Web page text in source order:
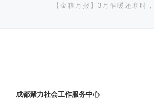
【金粮月报】3月乍暖还寒时
成都聚力社会工作服务中心